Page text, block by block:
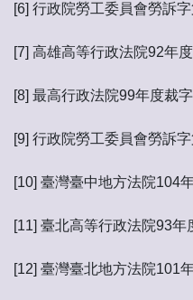
[6] 行政院勞工委員會勞訴
[7] 高雄高等行政法院92年
[8] 最高行政法院99年度裁
[9] 行政院勞工委員會勞訴
[10] 臺灣臺中地方法院104
[11] 臺北高等行政法院93年
[12] 臺灣臺北地方法院101